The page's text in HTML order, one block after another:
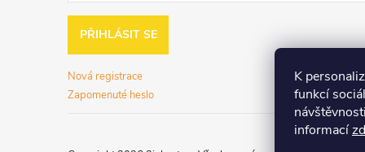
K
funkcí
informací
PŘIHLÁSIT SE
Nová registrace
Zapomenuté heslo